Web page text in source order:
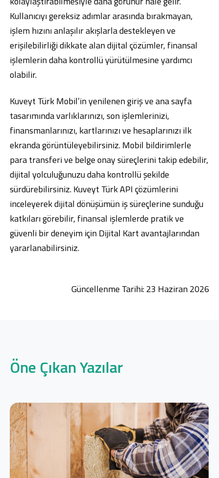
Kullanıcıyı gereksiz adımlar arasında bırakmayan,
işlem hızını anlaşılır akışlarla destekleyen ve
erişilebilirliği dikkate alan dijital çözümler, finansal
işlemlerin daha kontrollü yürütülmesine yardımcı
olabilir.
Kuveyt Türk Mobil’in yenilenen giriş ve ana sayfa
tasarımında varlıklarınızı, son işlemlerinizi,
finansmanlarınızı, kartlarınızı ve hesaplarınızı ilk
ekranda görüntüleyebilirsiniz. Mobil bildirimlerle
para transferi ve belge onay süreçlerini takip edebilir,
dijital yolculuğunuzu daha kontrollü şekilde
sürdürebilirsiniz.Kuveyt Türk APIçözümlerini
inceleyerek dijital dönüşümün iş süreçlerine sunduğu
katkıları görebilir, finansal işlemlerde pratik ve
güvenli bir deneyim için Dijital Kart avantajlarından
yararlanabilirsiniz.
Güncellenme Tarihi: 23 Haziran 2026
Öne Çıkan Yazılar